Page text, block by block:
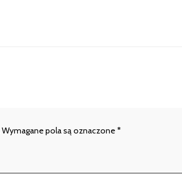
Wymagane pola są oznaczone*